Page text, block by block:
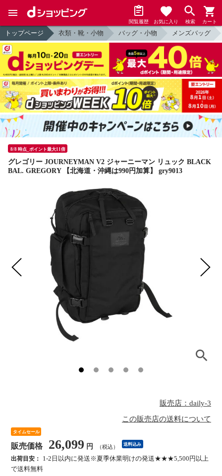
閲覧履歴 お気に入り 検索 カート
トップページ 衣類・靴・小物 バッグ・小物 メンズバッグ
8/8 時点_ポイント最大11倍
グレゴリー JOURNEYMAN V2 ジャーニーマン リュック BLACK
BAL. GREGORY 【北海道・沖縄は990円加算】 gry9013
販売店：daily-3
この販売店の送料について
タイムセール
販売価格 26,099 円 （税込） 送料込み
出荷目安：
1-2日以内に発送※夏季休業明けの発送★★★5,500円以上
で送料無料